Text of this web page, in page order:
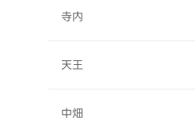
寺内
天王
中畑